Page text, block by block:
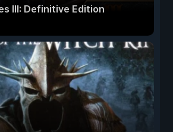
III: Definitive Edition